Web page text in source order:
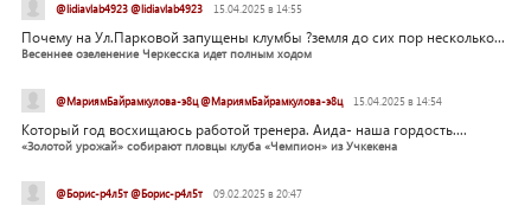
@lidiavlab4923 @lidiavlab4923 15.04.2025 в 14:55
Почему на Ул.Парковой запущены клумбы ?земля до сих пор несколько...
Весеннее озеленение Черкесска идет полным ходом
@МариямБайрамкулова-э8ц @МариямБайрамкулова-э8ц 15.04.2025 в 14:54
Который год восхищаюсь работой тренера. Аида- наша гордость....
«Золотой урожай» собирают пловцы клуба «Чемпион» из Учкекена
@Борис-р4л5т @Борис-р4л5т 09.02.2025 в 20:47